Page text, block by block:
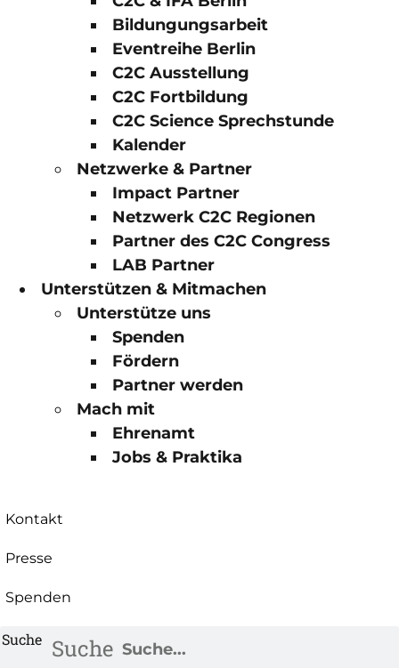
Bildungungsarbeit
Eventreihe Berlin
C2C Ausstellung
C2C Fortbildung
C2C Science Sprechstunde
Kalender
Netzwerke & Partner
Impact Partner
Netzwerk C2C Regionen
Partner des C2C Congress
LAB Partner
Unterstützen & Mitmachen
Unterstütze uns
Spenden
Fördern
Partner werden
Mach mit
Ehrenamt
Jobs & Praktika
Kontakt
Presse
Spenden
Suche Suche